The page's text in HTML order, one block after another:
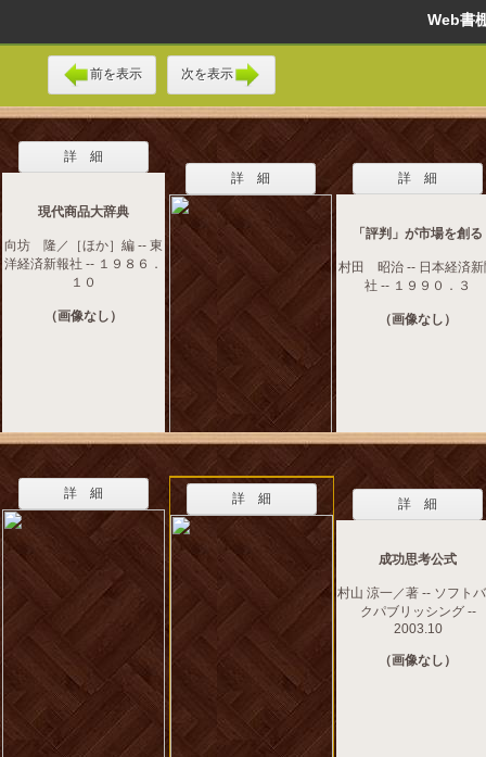
Web
前を表示 次を表示
詳 細
現代商品大辞典
向坊 隆／［ほか］編 -- 東
洋経済新報社 -- １９８６．
１０
（画像なし）
詳 細 詳 細
「評判」が市場を創る
村田 昭治 -- 日本経済新
社 -- １９９０．３
（画像なし）
詳 細 詳 細 詳 細
成功思考公式
村山 涼一／著 -- ソフト
クパブリッシング --
2003.10
（画像なし）